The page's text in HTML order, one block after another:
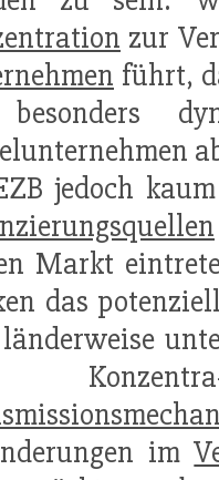
zur
führt,
jedoch
Markt
das
im